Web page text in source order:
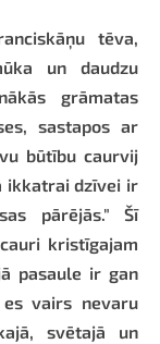
tēva,
un daudzu
grāmatas
sastapos ar
būtību caurvij
ikkatrai dzīvei ir
pārējās." Šī
kristīgajam
pasaule ir gan
vairs nevaru
svētajā un